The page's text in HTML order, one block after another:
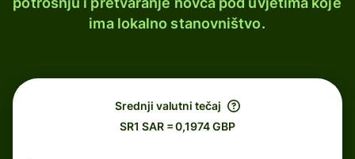
ima lokalno stanovništvo.
Srednji valutni tečaj
SR1 SAR = 0,1974 GBP